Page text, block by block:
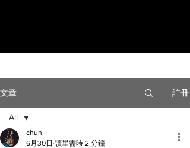
文章 註冊
All
All
chun
6月30日 讀畢需時 2 分鐘